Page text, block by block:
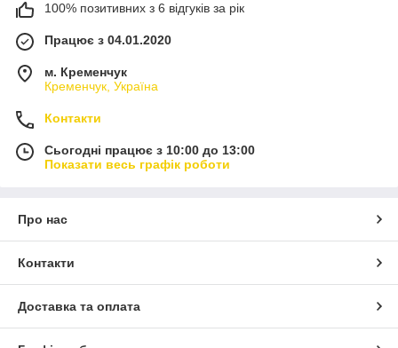
100% позитивних з 6 відгуків за рік
Працює з 04.01.2020
м. Кременчук
Кременчук, Україна
Контакти
Сьогодні працює з 10:00 до 13:00
Показати весь графік роботи
Про нас
Контакти
Доставка та оплата